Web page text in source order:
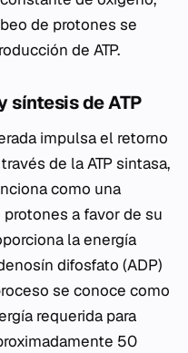
de protones se
de ATP.
síntesis de ATP
impulsa el retorno
de la ATP sintasa,
como una
a favor de su
la energía
difosfato (ADP)
se conoce como
requerida para
50